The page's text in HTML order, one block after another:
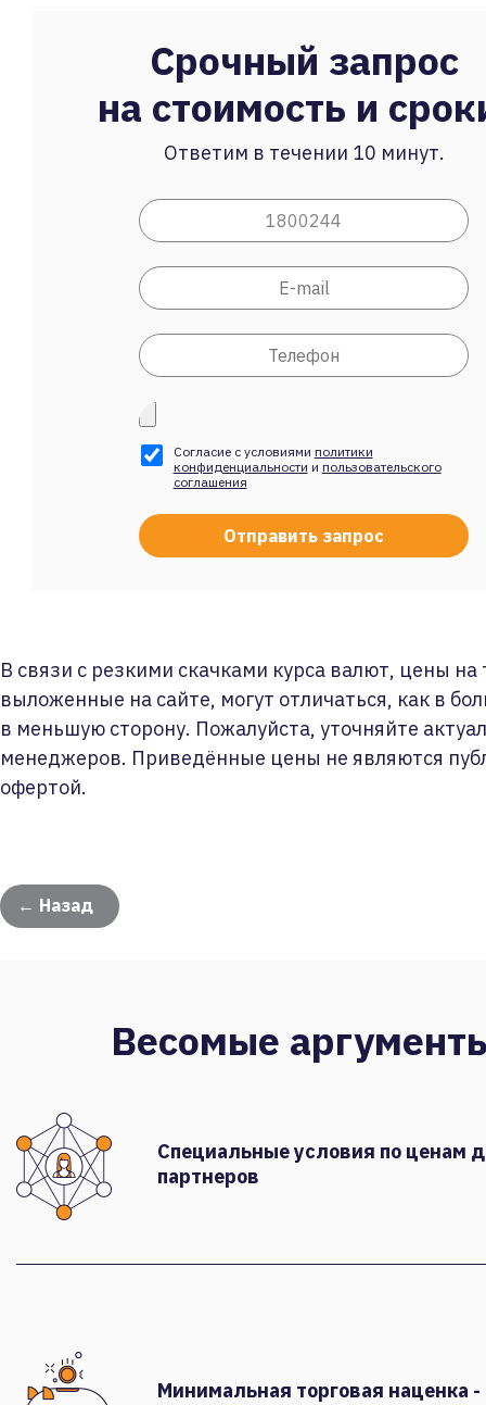
Срочный запрос
на стоимость и
Ответим в течении 10 минут.
Согласие с условиями политики
конфиденциальности и пользовательского
соглашения
В связи с резкими скачками курса валют, цены на
выложенные на сайте, могут отличаться, как в
в меньшую сторону. Пожалуйста, уточняйте
менеджеров. Приведённые цены не являются
офертой.
← Назад
Весомые
Специальные условия по ценам
партнеров
Минимальная торговая наценка